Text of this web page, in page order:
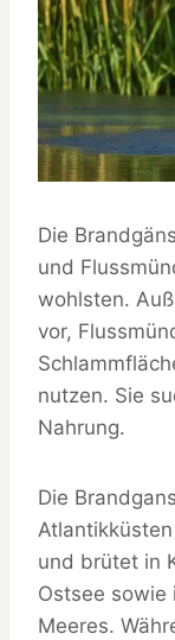
Die
und
wohlsten.
vor,
nutzen. Sie
Nahrung.
Die
und brütet in
Ostsee sowie
Meeres.